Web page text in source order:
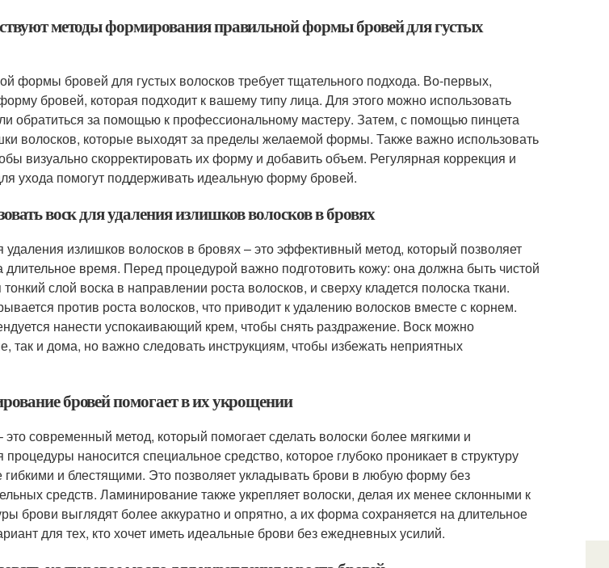
методы формирования правильной формы бровей для густых
формы бровей для густых волосков требует тщательного подхода. Во-первых,
бровей, которая подходит к вашему типу лица. Для этого можно использовать
обратиться за помощью к профессиональному мастеру. Затем, с помощью пинцета
волосков, которые выходят за пределы желаемой формы. Также важно использовать
визуально скорректировать их форму и добавить объем. Регулярная коррекция и
ухода помогут поддерживать идеальную форму бровей.
воск для удаления излишков волосков в бровях
удаления излишков волосков в бровях – это эффективный метод, который позволяет
длительное время. Перед процедурой важно подготовить кожу: она должна быть чистой
слой воска в направлении роста волосков, и сверху кладется полоска ткани.
против роста волосков, что приводит к удалению волосков вместе с корнем.
нанести успокаивающий крем, чтобы снять раздражение. Воск можно
так и дома, но важно следовать инструкциям, чтобы избежать неприятных
бровей помогает в их укрощении
современный метод, который помогает сделать волоски более мягкими и
наносится специальное средство, которое глубоко проникает в структуру
гибкими и блестящими. Это позволяет укладывать брови в любую форму без
средств. Ламинирование также укрепляет волоски, делая их менее склонными к
брови выглядят более аккуратно и опрятно, а их форма сохраняется на длительное
для тех, кто хочет иметь идеальные брови без ежедневных усилий.